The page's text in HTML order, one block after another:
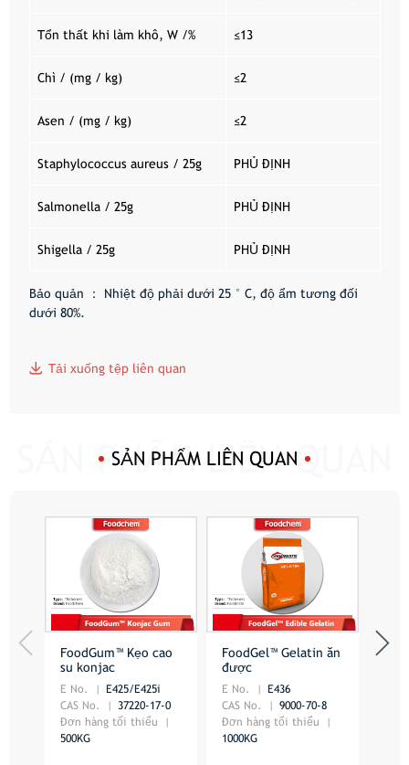
Tổn thất khi làm khô, W /% ≤13
Chì / (mg / kg) ≤2
Asen / (mg / kg) ≤2
Staphylococcus aureus / 25g PHỦ ĐỊNH
Salmonella / 25g PHỦ ĐỊNH
Shigella / 25g PHỦ ĐỊNH
Bảo quản
： Nhiệt độ phải dưới 25 ° C, độ ẩm tương đối
dưới 80%.
Tải xuống tệp liên quan
SẢN PHẨM LIÊN QUAN
FoodGum™ Kẹo cao
su konjac
E No.
E425/E425i
CAS No.
37220-17-0
Đơn hàng tối thiểu
500KG
FoodGel™ Gelatin ăn
được
E No.
E436
CAS No.
9000-70-8
Đơn hàng tối thiểu
1000KG